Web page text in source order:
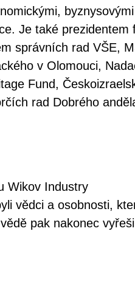
Je také prezidentem
správních rad VŠE,
v Olomouci,
Fund,
rad Dobrého
Wikov Industry
vědci a osobnosti,
pak nakonec